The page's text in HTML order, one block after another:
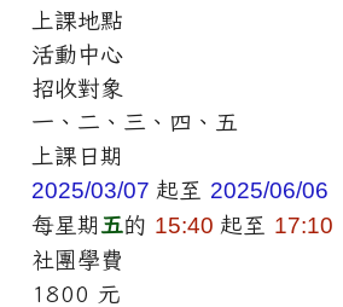
上課地點
活動中心
招收對象
一、二、三、四、五
上課日期
2025/03/07 起至 2025/06/06
每星期 五的 15:40 起至 17:10
社團學費
1800 元